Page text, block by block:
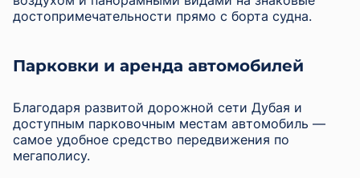
достопримечательности прямо с борта судна.
Парковки и аренда автомобилей
Благодаря развитой дорожной сети Дубая и
доступным парковочным местам автомобиль —
самое удобное средство передвижения по
мегаполису.